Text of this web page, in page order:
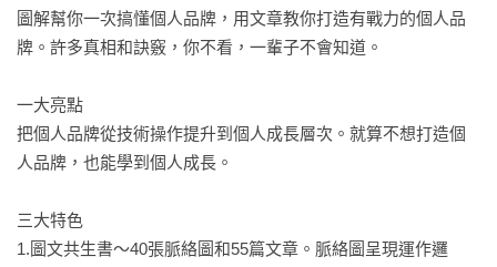
圖解幫你一次搞懂個人品牌，用文章教你打造有戰力的個人品
牌。許多真相和訣竅，你不看，一輩子不會知道。
一大亮點
把個人品牌從技術操作提升到個人成長層次。就算不想打造個
人品牌，也能學到個人成長。
三大特色
1.圖文共生書〜40張脈絡圖和55篇文章。脈絡圖呈現運作邏